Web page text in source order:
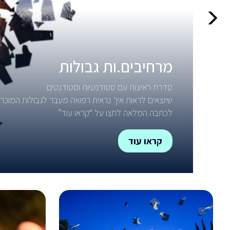
מרחיבים.ות גבולות
סדרת ראיונות עם סטודנטיות וסטודנטים
שיוצאים לראות איך נראית רפואה מעבר לגבולות
לכתבה המלאה לחצו על “קראו עוד”
קראו עוד